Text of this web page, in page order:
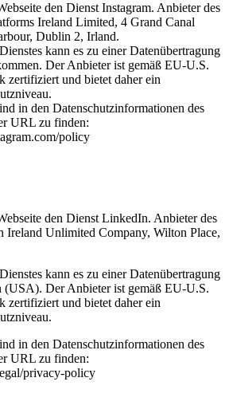
den Dienst Instagram. Anbieter des
Ireland Limited, 4 Grand Canal
Dublin 2, Irland.
kann es zu einer Datenübertragung
Der Anbieter ist gemäß EU-U.S.
zertifiziert und bietet daher ein
in den Datenschutzinformationen des
URL zu finden:
policy
den Dienst LinkedIn. Anbieter des
Ireland Unlimited Company, Wilton Place,
kann es zu einer Datenübertragung
Der Anbieter ist gemäß EU-U.S.
zertifiziert und bietet daher ein
in den Datenschutzinformationen des
URL zu finden:
privacy-policy